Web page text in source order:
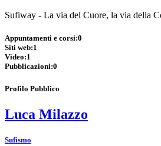
Sufiway - La via del Cuore, la via della
Appuntamenti e corsi:0
Siti web:1
Video:1
Pubblicazioni:0
Profilo Pubblico
Luca Milazzo
Sufismo